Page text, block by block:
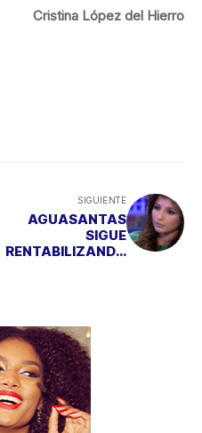
Cristina López del Hierro
SIGUIENTE
AGUASANTAS
SIGUE
RENTABILIZANDO